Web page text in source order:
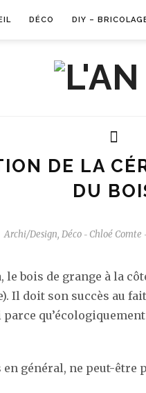
DÉCO DIY –
DE LA
DU
Archi/Design, Déco - Chloé Comte
le bois de grange à la
Il doit son succès au
général, ne peut-être